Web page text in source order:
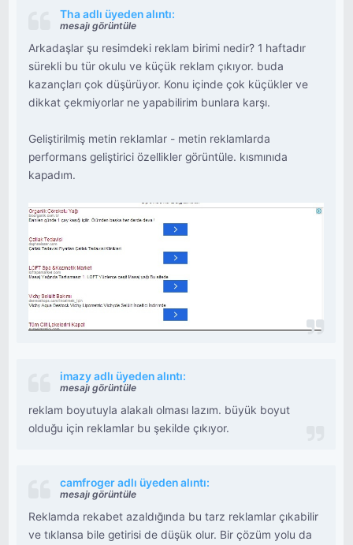
Tha adlı üyeden alıntı:
mesajı görüntüle
Arkadaşlar şu resimdeki reklam birimi nedir? 1 haftadır
sürekli bu tür okulu ve küçük reklam çıkıyor. buda
kazançları çok düşürüyor. Konu içinde çok küçükler ve
dikkat çekmiyorlar ne yapabilirim bunlara karşı.
Geliştirilmiş metin reklamlar - metin reklamlarda
performans geliştirici özellikler görüntüle. kısmınıda
kapadım.
imazy adlı üyeden alıntı:
mesajı görüntüle
reklam boyutuyla alakalı olması lazım. büyük boyut
olduğu için reklamlar bu şekilde çıkıyor.
camfroger adlı üyeden alıntı:
mesajı görüntüle
Reklamda rekabet azaldığında bu tarz reklamlar çıkabilir
ve tıklansa bile getirisi de düşük olur. Bir çözüm yolu da